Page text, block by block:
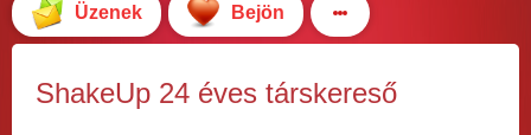
Üzenek Bejön
ShakeUp 24 éves társkereső